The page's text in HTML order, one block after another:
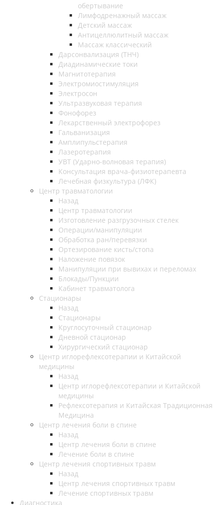
обертывание
Лимфодренажный массаж
Детский массаж
Антицеллюлитный массаж
Массаж классический
Дарсонвализация (ТНЧ)
Диадинамические токи
Магнитотерапия
Электромиостимуляция
Электросон
Ультразвуковая терапия
Фонофорез
Лекарственный электрофорез
Гальванизация
Амплипульстерапия
Лазеротерапия
УВТ (Ударно-волновая терапия)
Консультация врача-физиотерапевта
Лечебная физкультура (ЛФК)
Центр травматологии
Назад
Центр травматологии
Изготовление разгрузочных стелек
Операции/манипуляции
Обработка ран/перевязки
Ортезирование кисть/стопа
Наложение повязок
Манипуляции при вывихах и переломах
Блокады/Пункции
Кабинет травматолога
Стационары
Назад
Стационары
Круглосуточный стационар
Дневной стационар
Хирургический стационар
Центр иглорефлексотерапии и Китайской
медицины
Назад
Центр иглорефлексотерапии и Китайской
медицины
Рефлексотерапия и Китайская Традиционная
Медицина
Центр лечения боли в спине
Назад
Центр лечения боли в спине
Лечение боли в спине
Центр лечения спортивных травм
Назад
Центр лечения спортивных травм
Лечение спортивных травм
Диагностика